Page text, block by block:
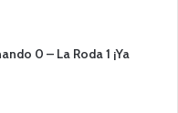
0 – La Roda 1 ¡Ya